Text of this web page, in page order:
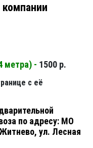
метра) - 1500 р.
с её
по адресу: МО
ул. Лесная